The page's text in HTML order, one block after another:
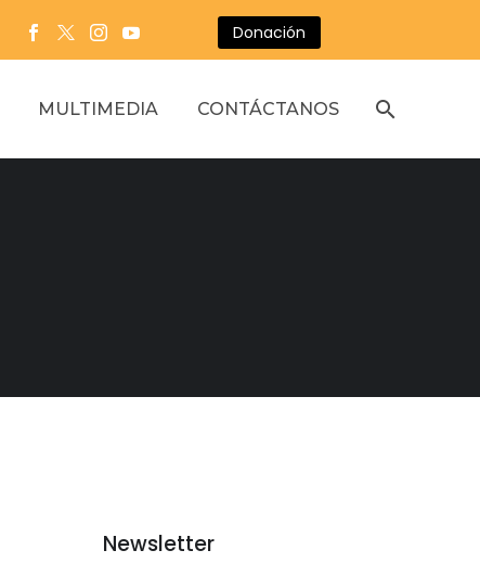
Donación
MULTIMEDIA CONTÁCTANOS
Newsletter